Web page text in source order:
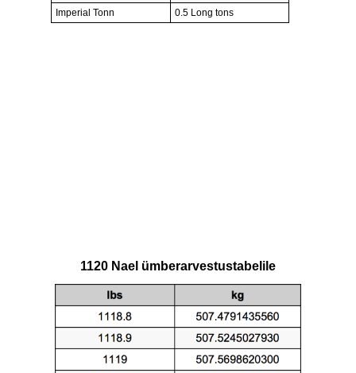
Imperial Tonn
0.5 Long tons
1120 Nael ümberarvestustabelile